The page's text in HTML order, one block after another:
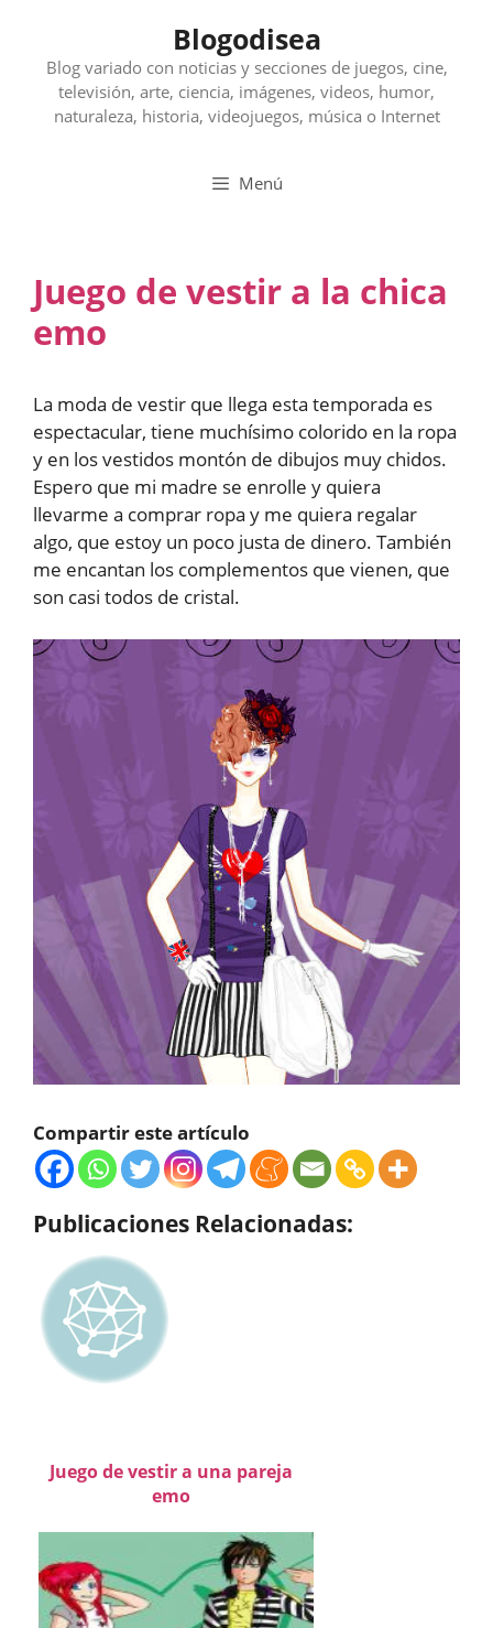
contenido
Blogodisea
Blog variado con noticias y secciones de juegos, cine,
televisión, arte, ciencia, imágenes, videos, humor,
naturaleza, historia, videojuegos, música o Internet
Menú
Juego de vestir a la chica
emo
La moda de vestir que llega esta temporada es
espectacular, tiene muchísimo colorido en la ropa
y en los vestidos montón de dibujos muy chidos.
Espero que mi madre se enrolle y quiera
llevarme a comprar ropa y me quiera regalar
algo, que estoy un poco justa de dinero. También
me encantan los complementos que vienen, que
son casi todos de cristal.
Compartir este artículo
Publicaciones Relacionadas:
Juego de vestir a una pareja
emo